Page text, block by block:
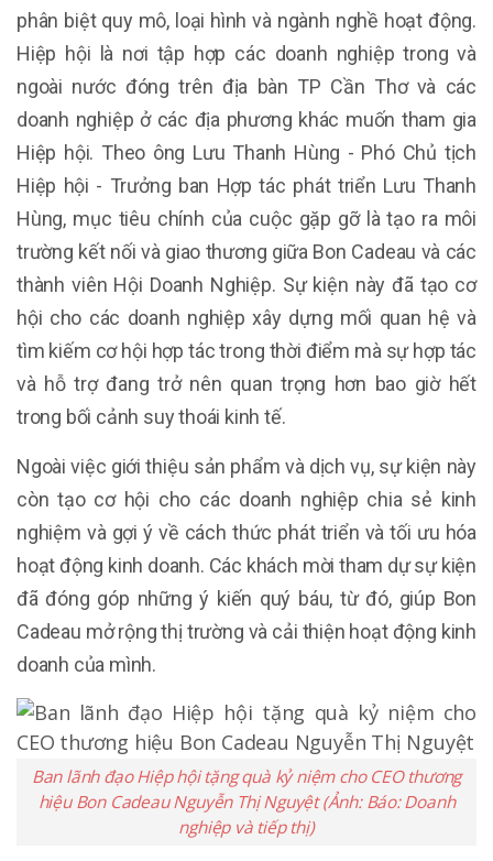
phân biệt quy mô, loại hình và ngành nghề hoạt động.
Hiệp hội là nơi tập hợp các doanh nghiệp trong và
ngoài nước đóng trên địa bàn TP Cần Thơ và các
doanh nghiệp ở các địa phương khác muốn tham gia
Hiệp hội. Theo ông Lưu Thanh Hùng - Phó Chủ tịch
Hiệp hội - Trưởng ban Hợp tác phát triển Lưu Thanh
Hùng, mục tiêu chính của cuộc gặp gỡ là tạo ra môi
trường kết nối và giao thương giữa Bon Cadeau và các
thành viên Hội Doanh Nghiệp. Sự kiện này đã tạo cơ
hội cho các doanh nghiệp xây dựng mối quan hệ và
tìm kiếm cơ hội hợp tác trong thời điểm mà sự hợp tác
và hỗ trợ đang trở nên quan trọng hơn bao giờ hết
trong bối cảnh suy thoái kinh tế.
Ngoài việc giới thiệu sản phẩm và dịch vụ, sự kiện này
còn tạo cơ hội cho các doanh nghiệp chia sẻ kinh
nghiệm và gợi ý về cách thức phát triển và tối ưu hóa
hoạt động kinh doanh. Các khách mời tham dự sự kiện
đã đóng góp những ý kiến quý báu, từ đó, giúp Bon
Cadeau mở rộng thị trường và cải thiện hoạt động kinh
doanh của mình.
Ban lãnh đạo Hiệp hội tặng quà kỷ niệm cho CEO thương
hiệu Bon Cadeau Nguyễn Thị Nguyệt (Ảnh: Báo: Doanh
nghiệp và tiếp thị)